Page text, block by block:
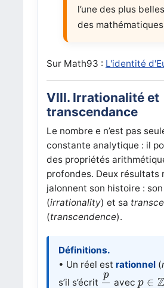
l’une des plus
des
Sur Math93 : L'identité
VIII. Irrationalité et
transcendance
Le nombre e n’est pas
constante analytique : il
des propriétés
profondes. Deux résultats
jalonnent son histoire : son
(irrationality) et sa
(transcendence).
Définitions.
• Un réel est rationnel(
s’il s’écrit
p
pq
avec p ∈ Z
p ∈ Z